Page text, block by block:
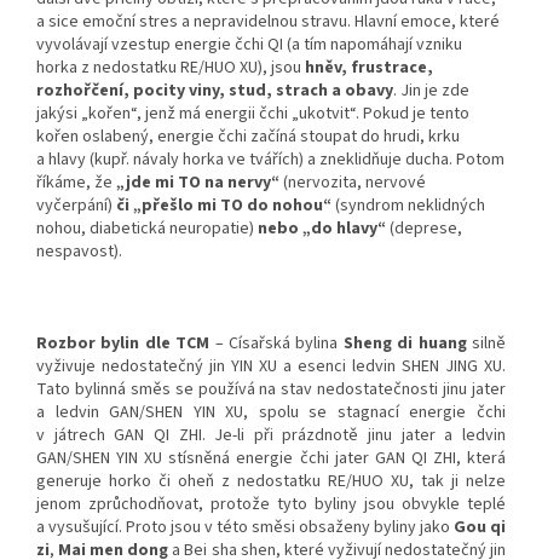
a sice emoční stres a nepravidelnou stravu. Hlavní emoce, které
vyvolávají vzestup energie čchi QI (a tím napomáhají vzniku
horka z nedostatku RE/HUO XU), jsou hněv, frustrace,
rozhořčení, pocity viny, stud, strach a obavy. Jin je zde
jakýsi „kořen“, jenž má energii čchi „ukotvit“. Pokud je tento
kořen oslabený, energie čchi začíná stoupat do hrudi, krku
a hlavy (kupř. návaly horka ve tvářích) a zneklidňuje ducha. Potom
říkáme, že „jde mi TO na nervy“ (nervozita, nervové
vyčerpání) či „přešlo mi TO do nohou“ (syndrom neklidných
nohou, diabetická neuropatie) nebo „do hlavy“ (deprese,
nespavost).
Rozbor bylin dle TCM – Císařská bylina Sheng di huang silně
vyživuje nedostatečný jin YIN XU a esenci ledvin SHEN JING XU.
Tato bylinná směs se používá na stav nedostatečnosti jinu jater
a ledvin GAN/SHEN YIN XU, spolu se stagnací energie čchi
v játrech GAN QI ZHI. Je-li při prázdnotě jinu jater a ledvin
GAN/SHEN YIN XU stísněná energie čchi jater GAN QI ZHI, která
generuje horko či oheň z nedostatku RE/HUO XU, tak ji nelze
jenom zprůchodňovat, protože tyto byliny jsou obvykle teplé
a vysušující. Proto jsou v této směsi obsaženy byliny jako Gou qi
zi, Mai men dong a Bei sha shen, které vyživují nedostatečný jin